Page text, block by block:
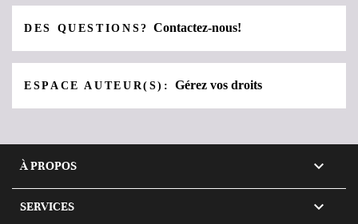
DES QUESTIONS?Contactez-nous!
ESPACE AUTEUR(S):Gérez vos droits
À PROPOS 
SERVICES 